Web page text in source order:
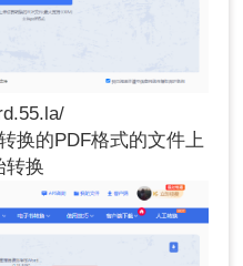
换的PDF格式的文件上
转换